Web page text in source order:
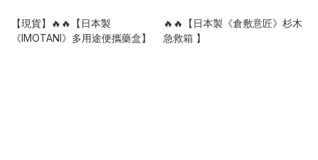
【現貨】🔥🔥【日本製
《IMOTANI》多用途便攜藥盒】
🔥🔥【日本製《倉敷意匠》杉木
急救箱 】